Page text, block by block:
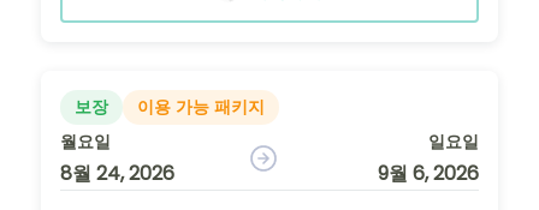
보장
이용 가능 패키지
월요일
8월 24, 2026
일요일
9월 6, 2026